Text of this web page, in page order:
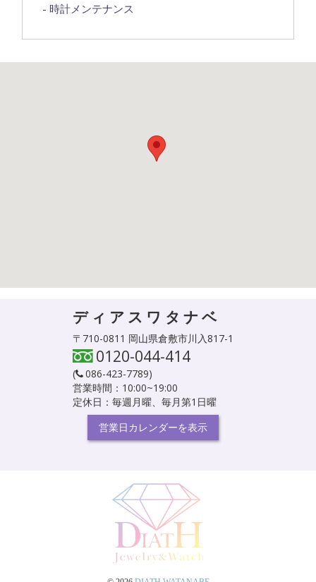
時計メンテナンス
ディアスワタナベ
〒710-0811 岡山県倉敷市川入817-1
0120-044-414
( 086-423-7789)
営業時間：10:00~19:00
定休日：毎週月曜、毎月第1日曜
営業日カレンダーを表示